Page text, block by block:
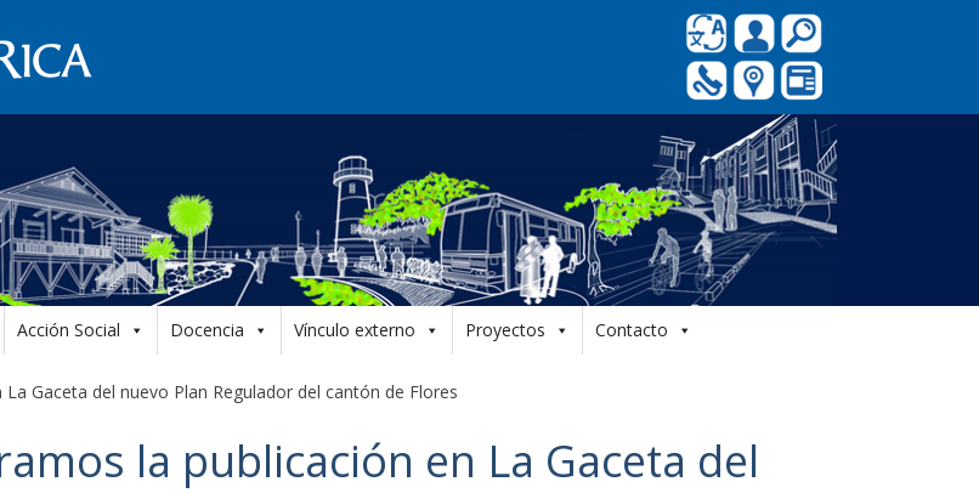
Acción Social Docencia Vínculo externo Proyectos Contacto
Gaceta del nuevo Plan Regulador del cantón de Flores
la publicación en La Gaceta del